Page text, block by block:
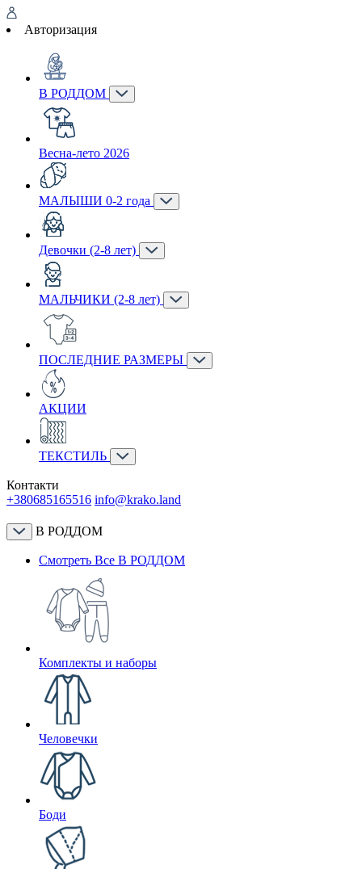
Авторизация
В РОДДОМ
Весна-лето 2026
МАЛЫШИ 0-2 года
Девочки (2-8 лет)
МАЛЬЧИКИ (2-8 лет)
ПОСЛЕДНИЕ РАЗМЕРЫ
АКЦИИ
ТЕКСТИЛЬ
Контакти
+380685165516 info@krako.land
В РОДДОМ
Смотреть Все В РОДДОМ
Комплекты и наборы
Человечки
Боди